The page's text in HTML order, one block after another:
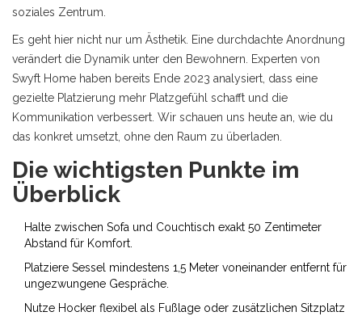
soziales Zentrum.
Es geht hier nicht nur um Ästhetik. Eine durchdachte Anordnung
verändert die Dynamik unter den Bewohnern. Experten von
Swyft Home haben bereits Ende 2023 analysiert, dass eine
gezielte Platzierung mehr Platzgefühl schafft und die
Kommunikation verbessert. Wir schauen uns heute an, wie du
das konkret umsetzt, ohne den Raum zu überladen.
Die wichtigsten Punkte im
Überblick
Halte zwischen Sofa und Couchtisch exakt 50 Zentimeter
Abstand für Komfort.
Platziere Sessel mindestens 1,5 Meter voneinander entfernt für
ungezwungene Gespräche.
Nutze Hocker flexibel als Fußlage oder zusätzlichen Sitzplatz